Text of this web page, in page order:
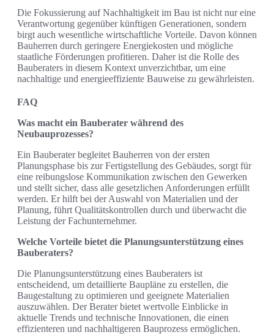
Die Fokussierung auf Nachhaltigkeit im Bau ist nicht nur eine
Verantwortung gegenüber künftigen Generationen, sondern
birgt auch wesentliche wirtschaftliche Vorteile. Davon können
Bauherren durch geringere Energiekosten und mögliche
staatliche Förderungen profitieren. Daher ist die Rolle des
Bauberaters in diesem Kontext unverzichtbar, um eine
nachhaltige und energieeffiziente Bauweise zu gewährleisten.
FAQ
Was macht ein Bauberater während des
Neubauprozesses?
Ein Bauberater begleitet Bauherren von der ersten
Planungsphase bis zur Fertigstellung des Gebäudes, sorgt für
eine reibungslose Kommunikation zwischen den Gewerken
und stellt sicher, dass alle gesetzlichen Anforderungen erfüllt
werden. Er hilft bei der Auswahl von Materialien und der
Planung, führt Qualitätskontrollen durch und überwacht die
Leistung der Fachunternehmer.
Welche Vorteile bietet die Planungsunterstützung eines
Bauberaters?
Die Planungsunterstützung eines Bauberaters ist
entscheidend, um detaillierte Baupläne zu erstellen, die
Baugestaltung zu optimieren und geeignete Materialien
auszuwählen. Der Berater bietet wertvolle Einblicke in
aktuelle Trends und technische Innovationen, die einen
effizienteren und nachhaltigeren Bauprozess ermöglichen.